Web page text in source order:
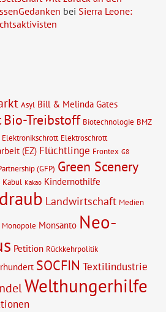
bei Sierra Leone:
Asyl Bill & Melinda Gates
Bio-Treibstoff Biotechnologie BMZ
Elektronikschrott Elektroschrott
(EZ) Flüchtlinge Frontex G8
(GFP) Green Scenery
Kabul Kakao Kindernothilfe
Landwirtschaft Medien
Monopole Monsanto Neo-
Petition Rückkehrpolitik
SOCFIN Textilindustrie
Welthungerhilfe